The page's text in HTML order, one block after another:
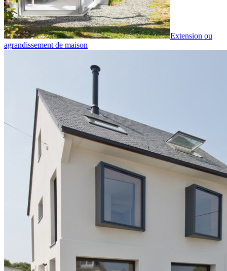
Extension ou
agrandissement de maison